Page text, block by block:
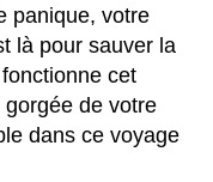
panique, votre
là pour sauver la
cet
de votre
dans ce voyage